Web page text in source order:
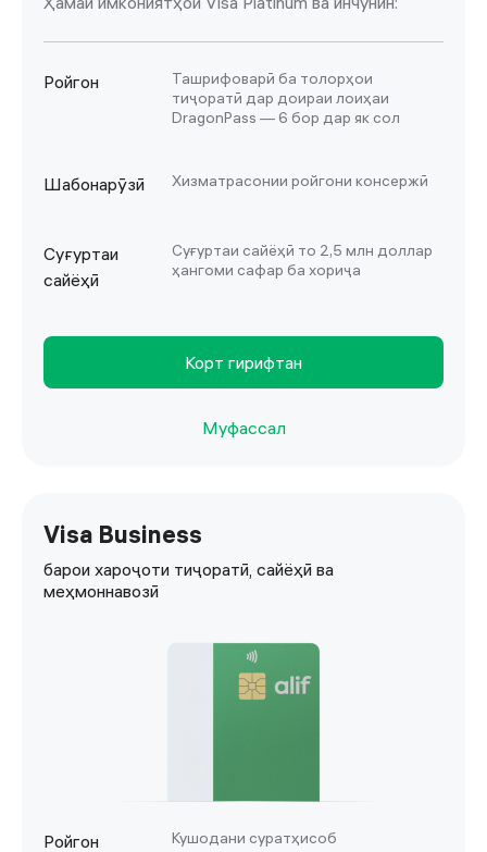
Ройгон
Ташрифоварӣ ба толорҳои
тиҷоратӣ дар доираи лоиҳаи
DragonPass — 6 бор дар як сол
Шабонарӯзӣ Хизматрасонии ройгони консержӣ
Суғуртаи
сайёҳӣ
Суғуртаи сайёҳӣ то 2,5 млн доллар
ҳангоми сафар ба хориҷа
Корт гирифтан
Муфассал
Visa Business
барои хароҷоти тиҷоратӣ, сайёҳӣ ва
меҳмоннавозӣ
Ройгон Кушодани суратҳисоб